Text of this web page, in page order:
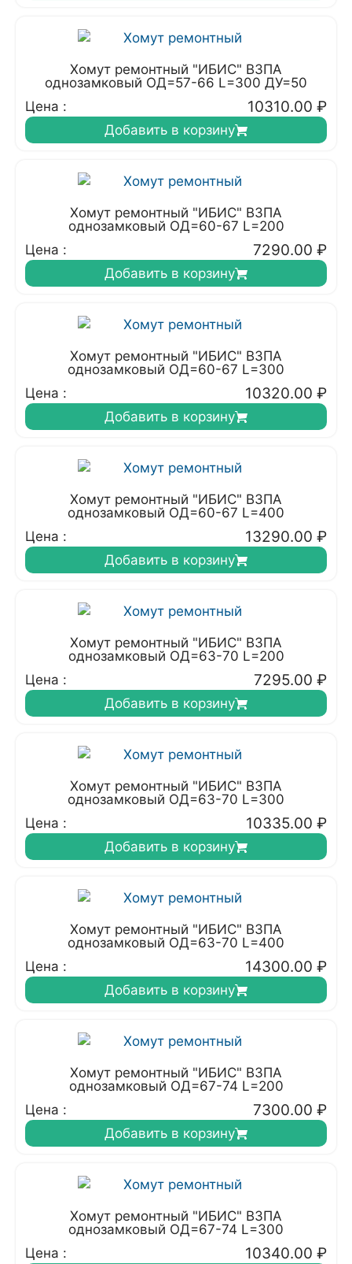
Хомут ремонтный "ИБИС" ВЗПА
однозамковый ОД=57-66 L=300 ДУ=50
Цена :
10310.00 ₽
Добавить в корзину
Хомут ремонтный "ИБИС" ВЗПА
однозамковый ОД=60-67 L=200
Цена :
7290.00 ₽
Добавить в корзину
Хомут ремонтный "ИБИС" ВЗПА
однозамковый ОД=60-67 L=300
Цена :
10320.00 ₽
Добавить в корзину
Хомут ремонтный "ИБИС" ВЗПА
однозамковый ОД=60-67 L=400
Цена :
13290.00 ₽
Добавить в корзину
Хомут ремонтный "ИБИС" ВЗПА
однозамковый ОД=63-70 L=200
Цена :
7295.00 ₽
Добавить в корзину
Хомут ремонтный "ИБИС" ВЗПА
однозамковый ОД=63-70 L=300
Цена :
10335.00 ₽
Добавить в корзину
Хомут ремонтный "ИБИС" ВЗПА
однозамковый ОД=63-70 L=400
Цена :
14300.00 ₽
Добавить в корзину
Хомут ремонтный "ИБИС" ВЗПА
однозамковый ОД=67-74 L=200
Цена :
7300.00 ₽
Добавить в корзину
Хомут ремонтный "ИБИС" ВЗПА
однозамковый ОД=67-74 L=300
Цена :
10340.00 ₽